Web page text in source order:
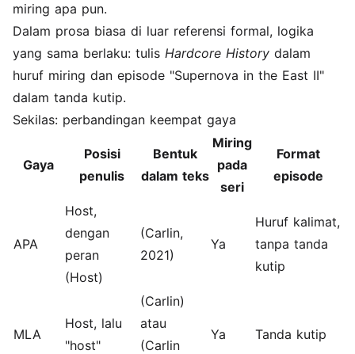
miring apa pun.
Dalam prosa biasa di luar referensi formal, logika
yang sama berlaku: tulis Hardcore History dalam
huruf miring dan episode "Supernova in the East II"
dalam tanda kutip.
Sekilas: perbandingan keempat gaya
Gaya
Posisi
penulis
Bentuk
dalam teks
Miring
pada
seri
Format
episode
APA
Host,
dengan
peran
(Host)
(Carlin,
2021)
Ya
Huruf kalimat,
tanpa tanda
kutip
MLA
Host, lalu
"host"
(Carlin)
atau
(Carlin
Ya Tanda kutip